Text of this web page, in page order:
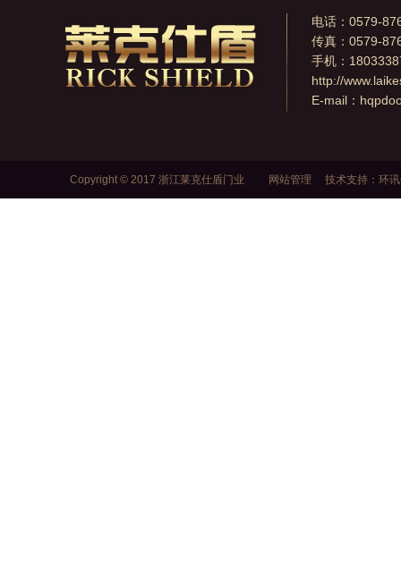
电话：0579-
传真：0579-
手机：
http://
E-mail：
Copyright © 2017 浙江莱克仕盾门业 网站管理 技术支持： 环